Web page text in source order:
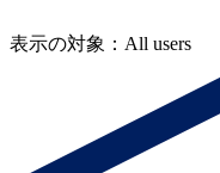
表示の対象：All users